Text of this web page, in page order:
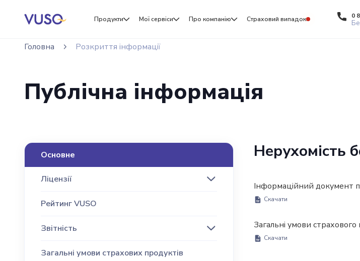
Продукти Мої сервіси Про компанію Страховий випадок 0
Головна Розкриття інформації
Публічна інформація
Основне
Ліцензії
Рейтинг VUSO
Звітність
Загальні умови страхових продуктів
Нерухомість
Інформаційний документ
Скачати
Загальні умови
Скачати